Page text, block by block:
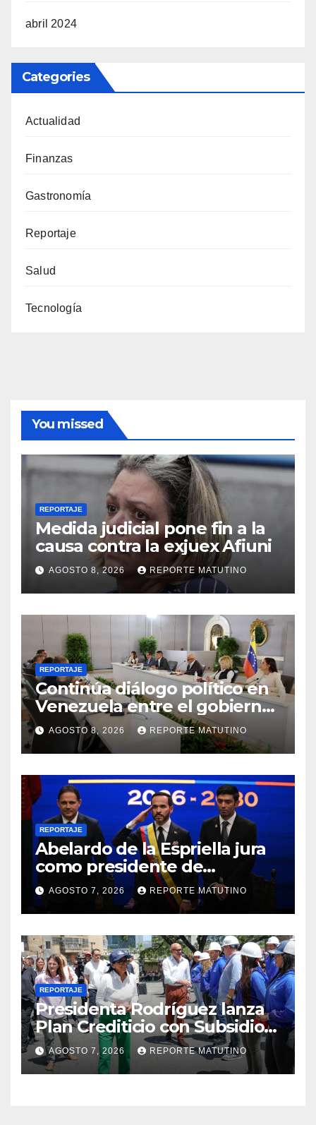
abril 2024
Categories
Actualidad
Finanzas
Gastronomía
Reportaje
Salud
Tecnología
You missed
REPORTAJE
Medida judicial pone fin a la
causa contra la exjuex Afiuni
AGOSTO 8, 2026 REPORTE MATUTINO
REPORTAJE
Continúa diálogo político en
Venezuela entre el gobierno
y la oposición
AGOSTO 8, 2026 REPORTE MATUTINO
REPORTAJE
Abelardo de la Espriella jura
como presidente de
Colombia para el periodo
2026-2030
AGOSTO 7, 2026 REPORTE MATUTINO
REPORTAJE
Presidenta Rodríguez lanza
Plan Crediticio con Subsidio
Directo en encuentro con
Juntas de Condominio
AGOSTO 7, 2026 REPORTE MATUTINO